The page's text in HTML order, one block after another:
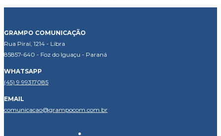
GRAMPO COMUNICAÇÃO
Rua Piraí, 1214 - Libra
85857-640 - Foz do Iguaçu - Paraná
WHATSAPP
(45) 9 99317085
EMAIL
comunicacao@grampocom.com.br